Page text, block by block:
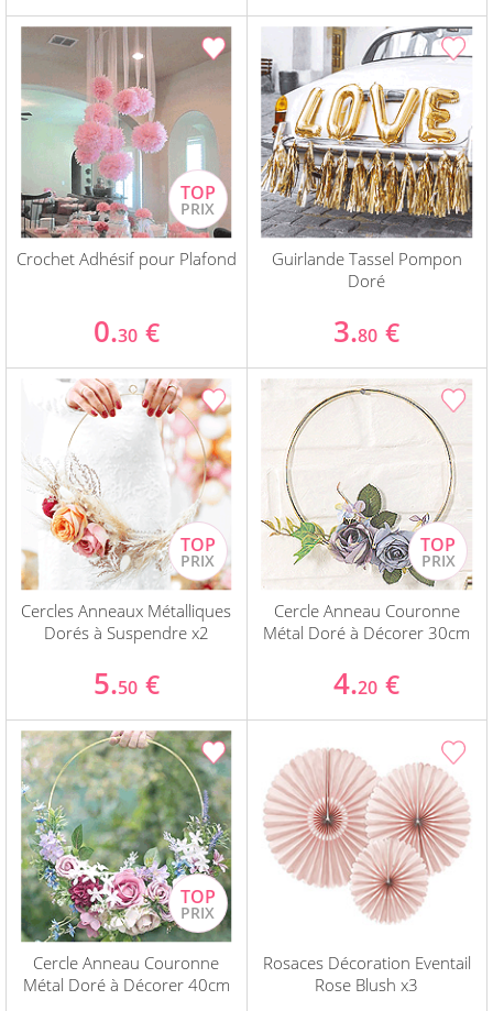
Crochet Adhésif pour Plafond
0.30 €
Guirlande Tassel Pompon
Doré
3.80 €
Cercles Anneaux Métalliques
Dorés à Suspendre x2
5.50 €
Cercle Anneau Couronne
Métal Doré à Décorer 30cm
4.20 €
Cercle Anneau Couronne
Métal Doré à Décorer 40cm
Rosaces Décoration Eventail
Rose Blush x3